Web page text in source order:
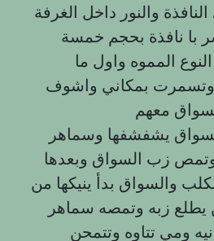
والنور داخل الغرفة
با نافذة بحجم خمسة
المموه واول ما
وتسمرت بمكاني واشوف
يشفشفها وسماهر
زب السواق وبعدها
والسواق بدأ ينيكها من
يطلع زبه وتمصه سماهر
ومي تتاوه وتتمحن